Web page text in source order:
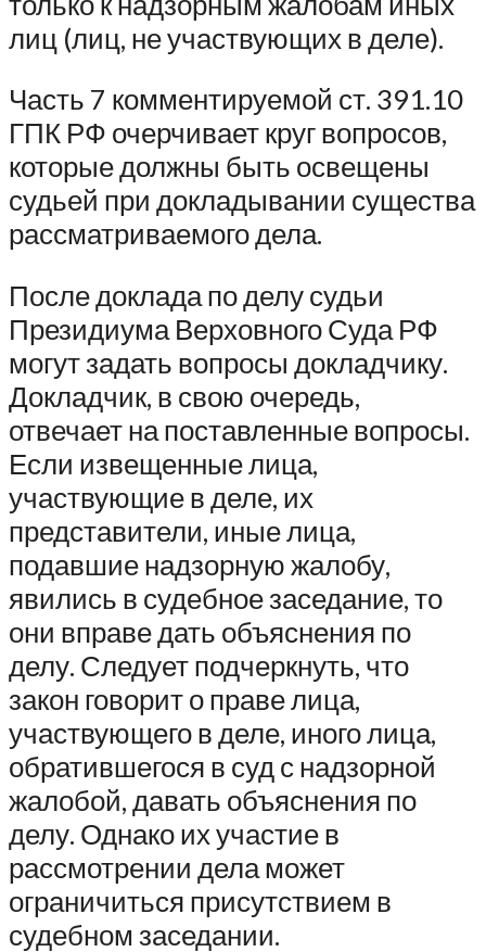
лиц (лиц, не участвующих в деле).
Часть 7 комментируемой ст. 391.10
ГПК РФ очерчивает круг вопросов,
которые должны быть освещены
судьей при докладывании существа
рассматриваемого дела.
После доклада по делу судьи
Президиума Верховного Суда РФ
могут задать вопросы докладчику.
Докладчик, в свою очередь,
отвечает на поставленные вопросы.
Если извещенные лица,
участвующие в деле, их
представители, иные лица,
подавшие надзорную жалобу,
явились в судебное заседание, то
они вправе дать объяснения по
делу. Следует подчеркнуть, что
закон говорит о праве лица,
участвующего в деле, иного лица,
обратившегося в суд с надзорной
жалобой, давать объяснения по
делу. Однако их участие в
рассмотрении дела может
ограничиться присутствием в
судебном заседании.